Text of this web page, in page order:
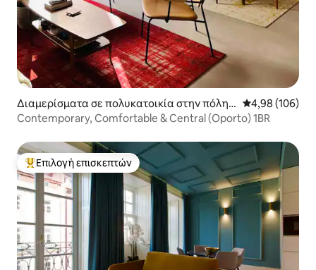
Διαμερίσματα σε πολυκατοικία στην πόλη
Πόρτο
Μέση
4,98 (106)
Contemporary, Comfortable & Central (Oporto) 1BR
Κορυφαία επιλογή επισκεπτών
Επιλογή επισκεπτών